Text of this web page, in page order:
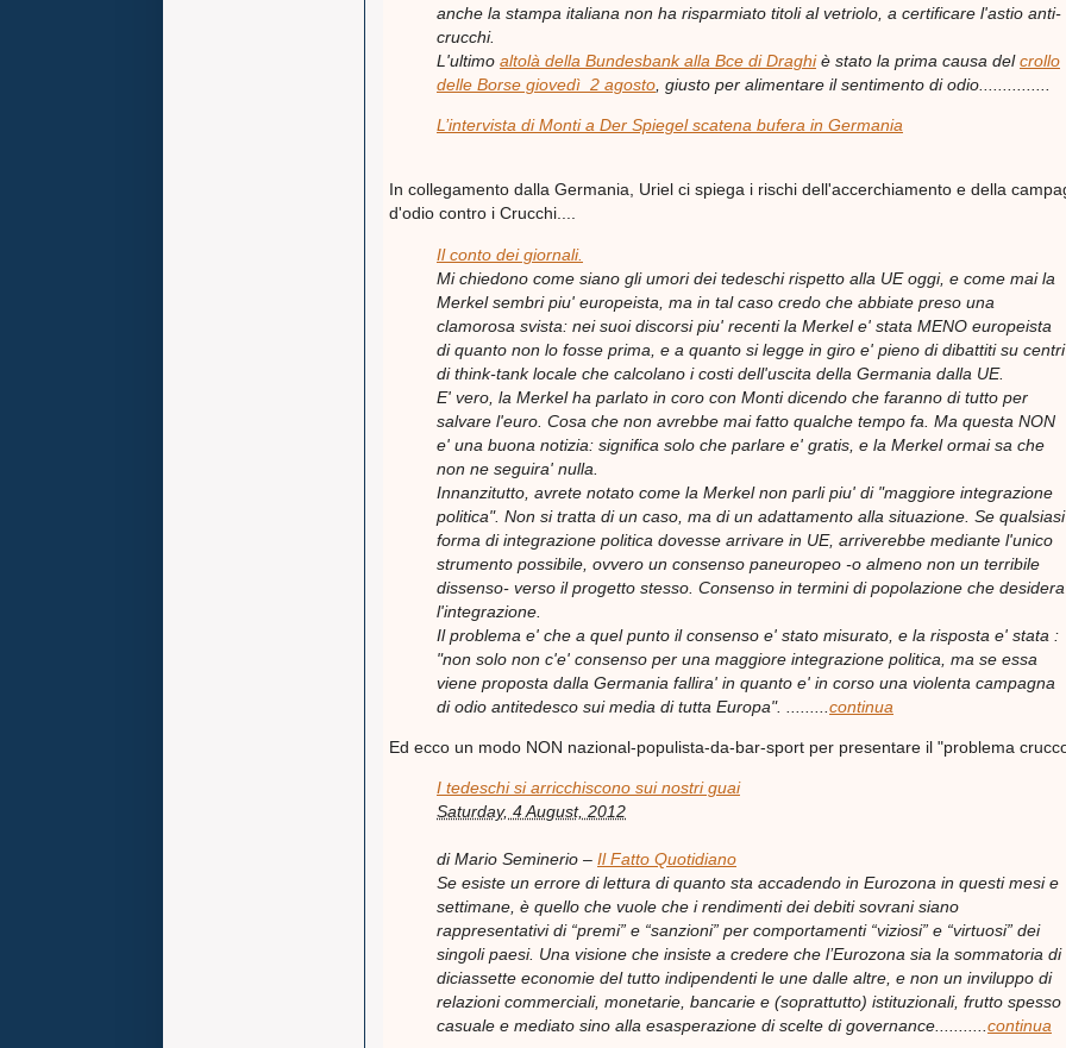
anche la stampa italiana non ha risparmiato titoli al vetriolo, a certificare l'astio anti-
crucchi.
L'ultimo altolà della Bundesbank alla Bce di Draghiè stato la prima causa delcrollo
delle Borse giovedì 2 agosto , giusto per alimentare il sentimento di odio...............
L’intervista di Monti a Der Spiegel scatena bufera in Germania
In collegamento dalla Germania, Uriel ci spiega i rischi dell'accerchiamento e della
d'odio contro i Crucchi....
Il conto dei giornali.
Mi chiedono come siano gli umori dei tedeschi rispetto alla UE oggi, e come mai la
Merkel sembri piu' europeista, ma in tal caso credo che abbiate preso una
clamorosa svista: nei suoi discorsi piu' recenti la Merkel e' stata MENO europeista
di quanto non lo fosse prima, e a quanto si legge in giro e' pieno di dibattiti su centri
di think-tank locale che calcolano i costi dell'uscita della Germania dalla UE.
E' vero, la Merkel ha parlato in coro con Monti dicendo che faranno di tutto per
salvare l'euro. Cosa che non avrebbe mai fatto qualche tempo fa. Ma questa NON
e' una buona notizia: significa solo che parlare e' gratis, e la Merkel ormai sa che
non ne seguira' nulla.
Innanzitutto, avrete notato come la Merkel non parli piu' di "maggiore integrazione
politica". Non si tratta di un caso, ma di un adattamento alla situazione. Se qualsiasi
forma di integrazione politica dovesse arrivare in UE, arriverebbe mediante l'unico
strumento possibile, ovvero un consenso paneuropeo -o almeno non un terribile
dissenso- verso il progetto stesso. Consenso in termini di popolazione che desidera
l'integrazione.
Il problema e' che a quel punto il consenso e' stato misurato, e la risposta e' stata :
"non solo non c'e' consenso per una maggiore integrazione politica, ma se essa
viene proposta dalla Germania fallira' in quanto e' in corso una violenta campagna
di odio antitedesco sui media di tutta Europa". ......... continua
Ed ecco un modo NON nazional-populista-da-bar-sport per presentare il "problema
I tedeschi si arricchiscono sui nostri guai
Saturday, 4 August, 2012
di Mario Seminerio – Il Fatto Quotidiano
Se esiste un errore di lettura di quanto sta accadendo in Eurozona in questi mesi e
settimane, è quello che vuole che i rendimenti dei debiti sovrani siano
rappresentativi di “premi” e “sanzioni” per comportamenti “viziosi” e “virtuosi” dei
singoli paesi. Una visione che insiste a credere che l’Eurozona sia la sommatoria di
diciassette economie del tutto indipendenti le une dalle altre, e non un inviluppo di
relazioni commerciali, monetarie, bancarie e (soprattutto) istituzionali, frutto spesso
casuale e mediato sino alla esasperazione di scelte digovernance........... continua